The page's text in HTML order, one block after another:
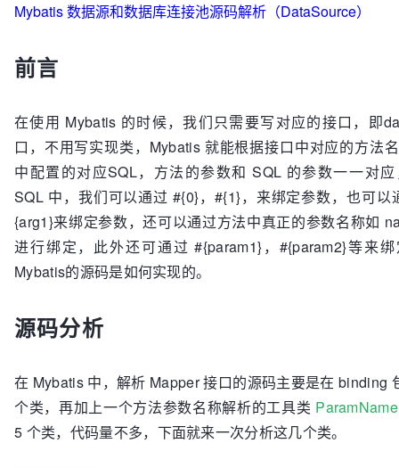
Mybatis 数据源和数据库连接池源码解析（DataSource）
前言
在使用 Mybatis 的时候，我们只需要写对应的接口，即
口，不用写实现类，Mybatis 就能根据接口中对应的方法
中配置的对应SQL，方法的参数和 SQL 的参数一一对
SQL 中，我们可以通过 #{0}，#{1}，来绑定参数，也可以
{arg1}来绑定参数，还可以通过方法中真正的参数名称如
进行绑定，此外还可通过 #{param1}，#{param2}等来
Mybatis的源码是如何实现的。
源码分析
在 Mybatis 中，解析 Mapper 接口的源码主要是在 binding
个类，再加上一个方法参数名称解析的工具类
5 个类，代码量不多，下面就来一次分析这几个类。